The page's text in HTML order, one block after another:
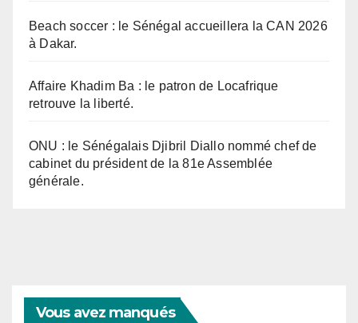
Beach soccer : le Sénégal accueillera la CAN 2026
à Dakar.
Affaire Khadim Ba : le patron de Locafrique
retrouve la liberté.
ONU : le Sénégalais Djibril Diallo nommé chef de
cabinet du président de la 81e Assemblée
générale.
Vous avez manqués